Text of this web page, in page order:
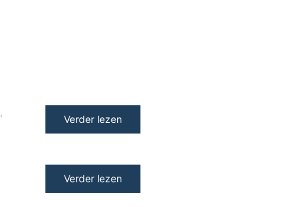
,
Verder lezen
Verder lezen